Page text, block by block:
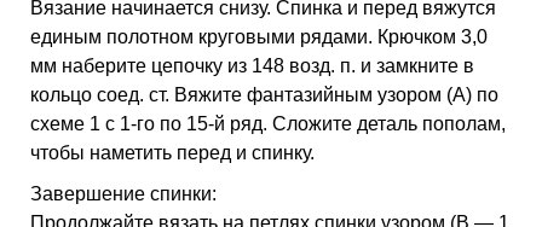
Вязание начинается снизу. Спинка и перед вяжутся
единым полотном круговыми рядами. Крючком 3,0
мм наберите цепочку из 148 возд. п. и замкните в
кольцо соед. ст. Вяжите фантазийным узором (A) по
схеме 1 с 1-го по 15-й ряд. Сложите деталь пополам,
чтобы наметить перед и спинку.
Завершение спинки:
Продолжайте вязать на петлях спинки узором (B — 1